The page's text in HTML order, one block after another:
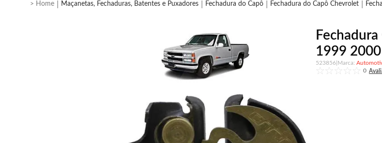
Maçanetas, Fechaduras, Batentes e Puxadores Fechadura do Capô Fechadura do Capô Chevrolet
1999
523856
0